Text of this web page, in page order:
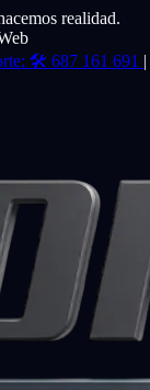
realidad.
🛠️ 687 161 691 |